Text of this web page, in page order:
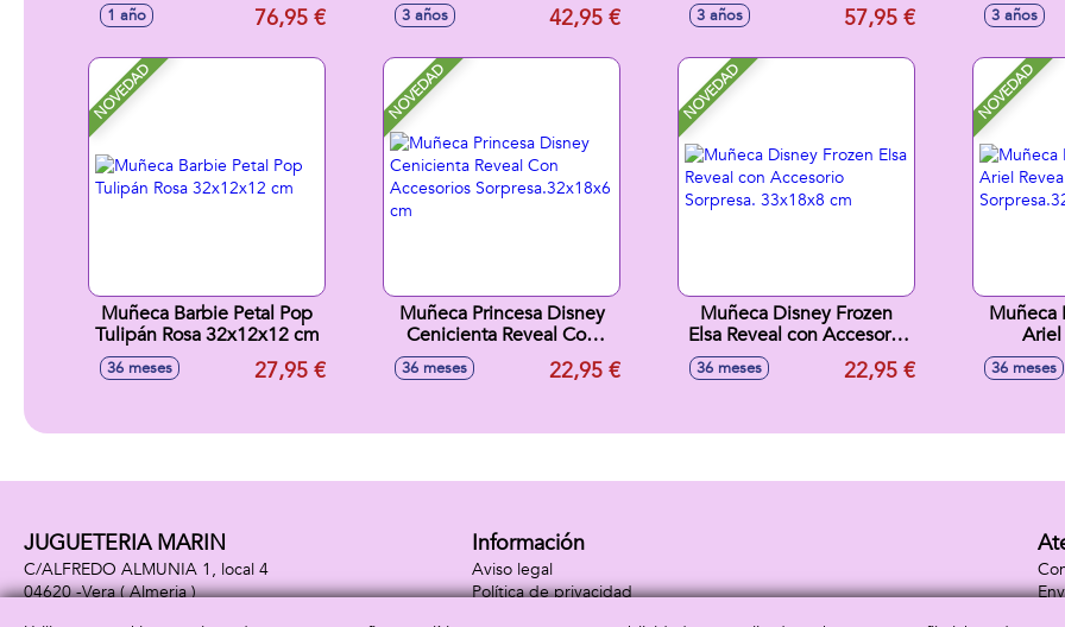
y la pequeña de 25 cm
1 año 76,95 € 3 años 42,95 € 3 años 57,95 € 3 años
NOVEDAD
Muñeca Barbie Petal Pop
Tulipán Rosa 32x12x12 cm
36 meses 27,95 €
NOVEDAD
Muñeca Princesa Disney
Cenicienta Reveal Con
Accesorios
Sorpresa.32x18x6 cm
36 meses 22,95 €
NOVEDAD
Muñeca Disney Frozen
Elsa Reveal con Accesorio
Sorpresa. 33x18x8 cm
36 meses 22,95 €
NOVEDAD
Muñeca
Ariel
36 meses
JUGUETERIA MARIN
C/ALFREDO ALMUNIA 1, local 4
04620 -Vera( Almeria )
Información
Aviso legal
Política de privacidad